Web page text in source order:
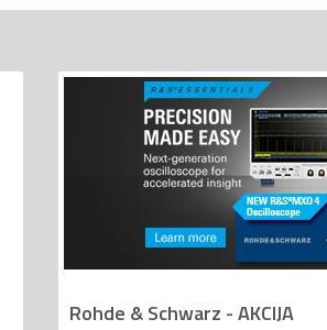
Rohde & Schwarz - AKCIJA